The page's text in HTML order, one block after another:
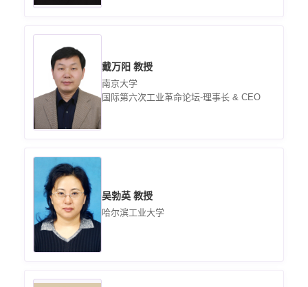
戴万阳 教授
南京大学
国际第六次工业革命论坛-理事长 & CEO
吴勃英 教授
哈尔滨工业大学